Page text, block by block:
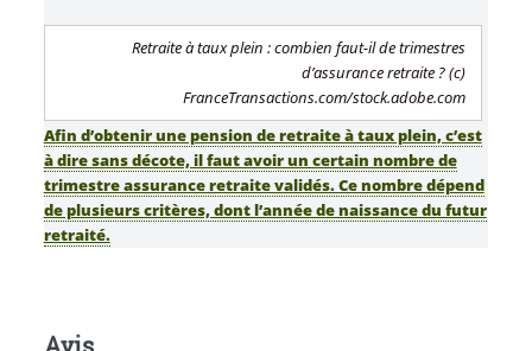
Retraite à taux plein : combien faut-il de trimestres
d’assurance retraite ? (c)
FranceTransactions.com/stock.adobe.com
Afin d’obtenir une pension de retraite à taux plein, c’est
à dire sans décote, il faut avoir un certain nombre de
trimestre assurance retraite validés. Ce nombre dépend
de plusieurs critères, dont l’année de naissance du futur
retraité.
Avis